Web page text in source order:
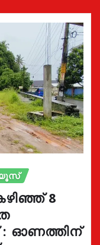
8
: ഓണത്തിന്